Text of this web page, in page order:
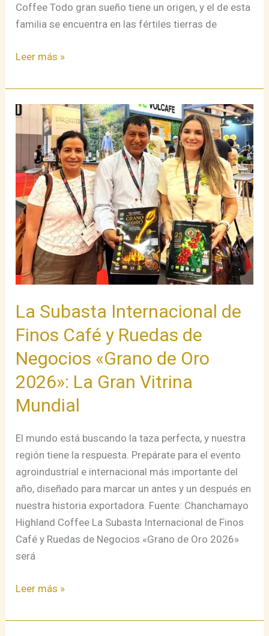
Coffee Todo gran sueño tiene un origen, y el de esta
familia se encuentra en las fértiles tierras de
Leer más »
La Subasta Internacional de
Finos Café y Ruedas de
Negocios «Grano de Oro
2026»: La Gran Vitrina
Mundial
El mundo está buscando la taza perfecta, y nuestra
región tiene la respuesta. Prepárate para el evento
agroindustrial e internacional más importante del
año, diseñado para marcar un antes y un después en
nuestra historia exportadora. Fuente: Chanchamayo
Highland Coffee La Subasta Internacional de Finos
Café y Ruedas de Negocios «Grano de Oro 2026»
será
La
Subasta
Internacional
de
Finos
Café
y
Ruedas
de
Negocios
«Grano
Oro
2026»:
Gran
Vitrina
Mundial
Leer más »